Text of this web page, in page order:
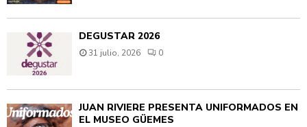
DEGUSTAR 2026
31 julio, 2026 0
JUAN RIVIÈRE PRESENTA UNIFORMADOS EN
EL MUSEO GÜEMES